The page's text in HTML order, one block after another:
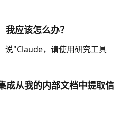
应该怎么办？
说"Claude，请使用研究工具
成从我的内部文档中提取信